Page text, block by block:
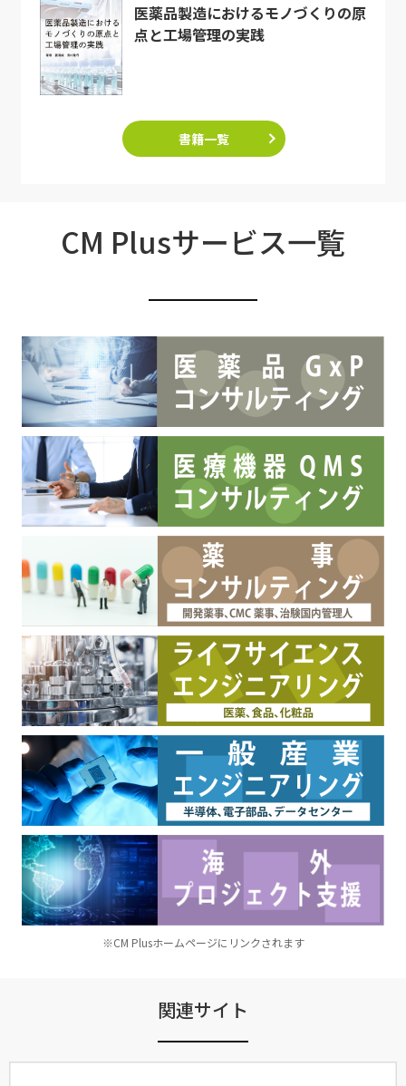
医薬品製造におけるモノづくりの原
点と工場管理の実践
書籍一覧
CM Plusサービス一覧
※CM Plusホームページにリンクされます
関連サイト